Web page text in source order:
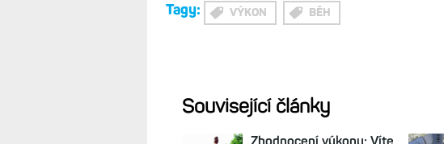
Tagy: VÝKON BĚH
Související články